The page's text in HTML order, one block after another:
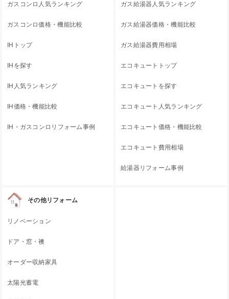
ガスコンロ人気ランキング
ガスコンロ価格・機能比較
IHトップ
IHを探す
IH人気ランキング
IH価格・機能比較
IH・ガスコンロリフォーム事例
ガス給湯器人気ランキング
ガス給湯器価格・機能比較
ガス給湯器費用相場
エコキュートトップ
エコキュートを探す
エコキュート人気ランキング
エコキュート価格・機能比較
エコキュート費用相場
給湯器リフォーム事例
その他リフォーム
リノベーション
ドア・窓・襖
オーダー収納家具
太陽光蓄電